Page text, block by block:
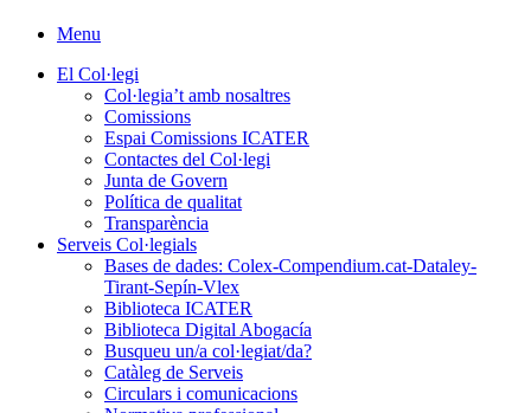
Menu
El Col·legi
Col·legia’t amb nosaltres
Comissions
Espai Comissions ICATER
Contactes del Col·legi
Junta de Govern
Política de qualitat
Transparència
Serveis Col·legials
Bases de dades: Colex-Compendium.cat-Dataley-
Tirant-Sepín-Vlex
Biblioteca ICATER
Biblioteca Digital Abogacía
Busqueu un/a col·legiat/da?
Catàleg de Serveis
Circulars i comunicacions